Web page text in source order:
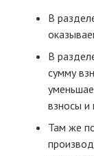
В
В
сумму
взносы и
Там же